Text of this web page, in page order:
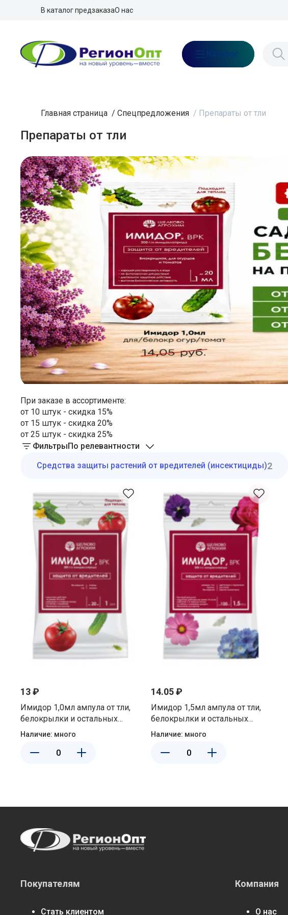
В каталог предзаказаО нас
Каталог
Главная страница / Спецпредложения / Препараты от тли
Препараты от тли
При заказе в ассортименте:
от 10 штук - скидка 15%
от 15 штук - скидка 20%
от 25 штук - скидка 25%
ФильтрыПо релевантности
Средства защиты растений от вредителей (инсектициды)2
13 ₽
Имидор 1,0мл ампула от тли,
белокрылки и остальных
вредителей на огурцах и
Наличие: много
14.05 ₽
Имидор 1,5мл ампула от тли,
белокрылки и остальных
вредителей на цветочных
Наличие: много
Покупателям
Стать клиентом
Компания
О нас